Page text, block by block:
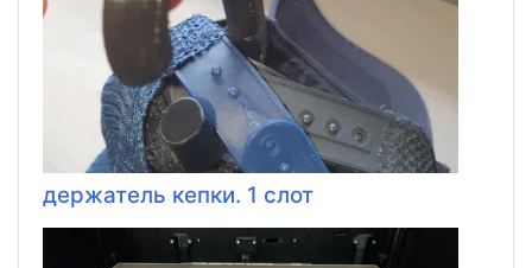
держатель кепки. 1 слот